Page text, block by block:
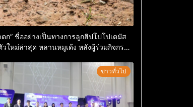
ก” ชื่ออย่างเป็นทางการลูกฮิปโปโปเตมัส
วใหม่ล่าสุด หลานหมูเด้ง หลังผู้ร่วมกิจกรรม
ข่าวทั่วไป